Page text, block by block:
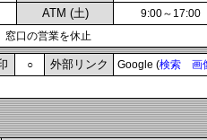
ATM (土) 9:00～17:00
窓口の営業を休止
○ 外部リンク Google (検索 画